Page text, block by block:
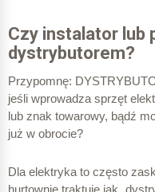
Czy instalator lub
dystrybutorem?
Przypomnę:
jeśli wprowadza sprzęt
lub znak towarowy, bądź
już w obrocie?
Dla elektryka to często
hurtownię traktuje jak